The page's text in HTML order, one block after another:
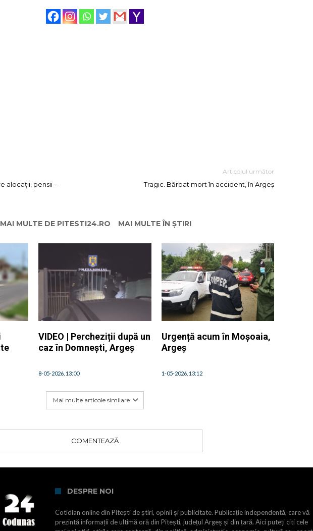
alocații, pensii –
Articolul următor
Tragic. Bărbat mort în accident, în Argeș
MAI MULTE DE PITESTI24.RO MAI MULTE ÎN ȘTIRI
VIDEO | Percheziții după un
caz în Domnești, Argeș
8-05-2026, 13:00
Urgență acum în Moșoaia,
Argeș
1-05-2026, 13:12
Mai multe articole similare
COMENTEAZĂ
DESPRE NOI
Cotidian online din Pitești de știri, opinii și publicitate. Publicație independentă, care vă
prezintă informații de ultimă oră din Pitești, județul Argeș și din țară. Aici puteți citi cele